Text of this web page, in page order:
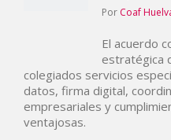
Por Coaf
El acuerdo
estratégica
colegiados servicios
datos, firma digital,
empresariales y
ventajosas.